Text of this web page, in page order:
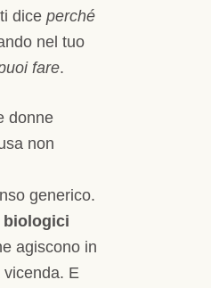
dice perché
nel tuo
fare.
donne
non
generico.
biologici
agiscono in
E